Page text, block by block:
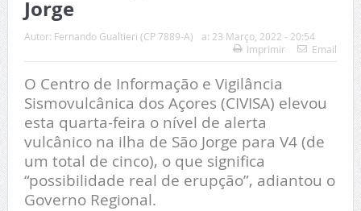
Jorge
Autor: Fernando Gualtieri (CP 7889-A) a: 23 Março, 2022 - 20:54
Imprimir
Email
O Centro de Informação e Vigilância
Sismovulcânica dos Açores (CIVISA) elevou
esta quarta-feira o nível de alerta
vulcânico na ilha de São Jorge para V4 (de
um total de cinco), o que significa
“possibilidade real de erupção”, adiantou o
Governo Regional.